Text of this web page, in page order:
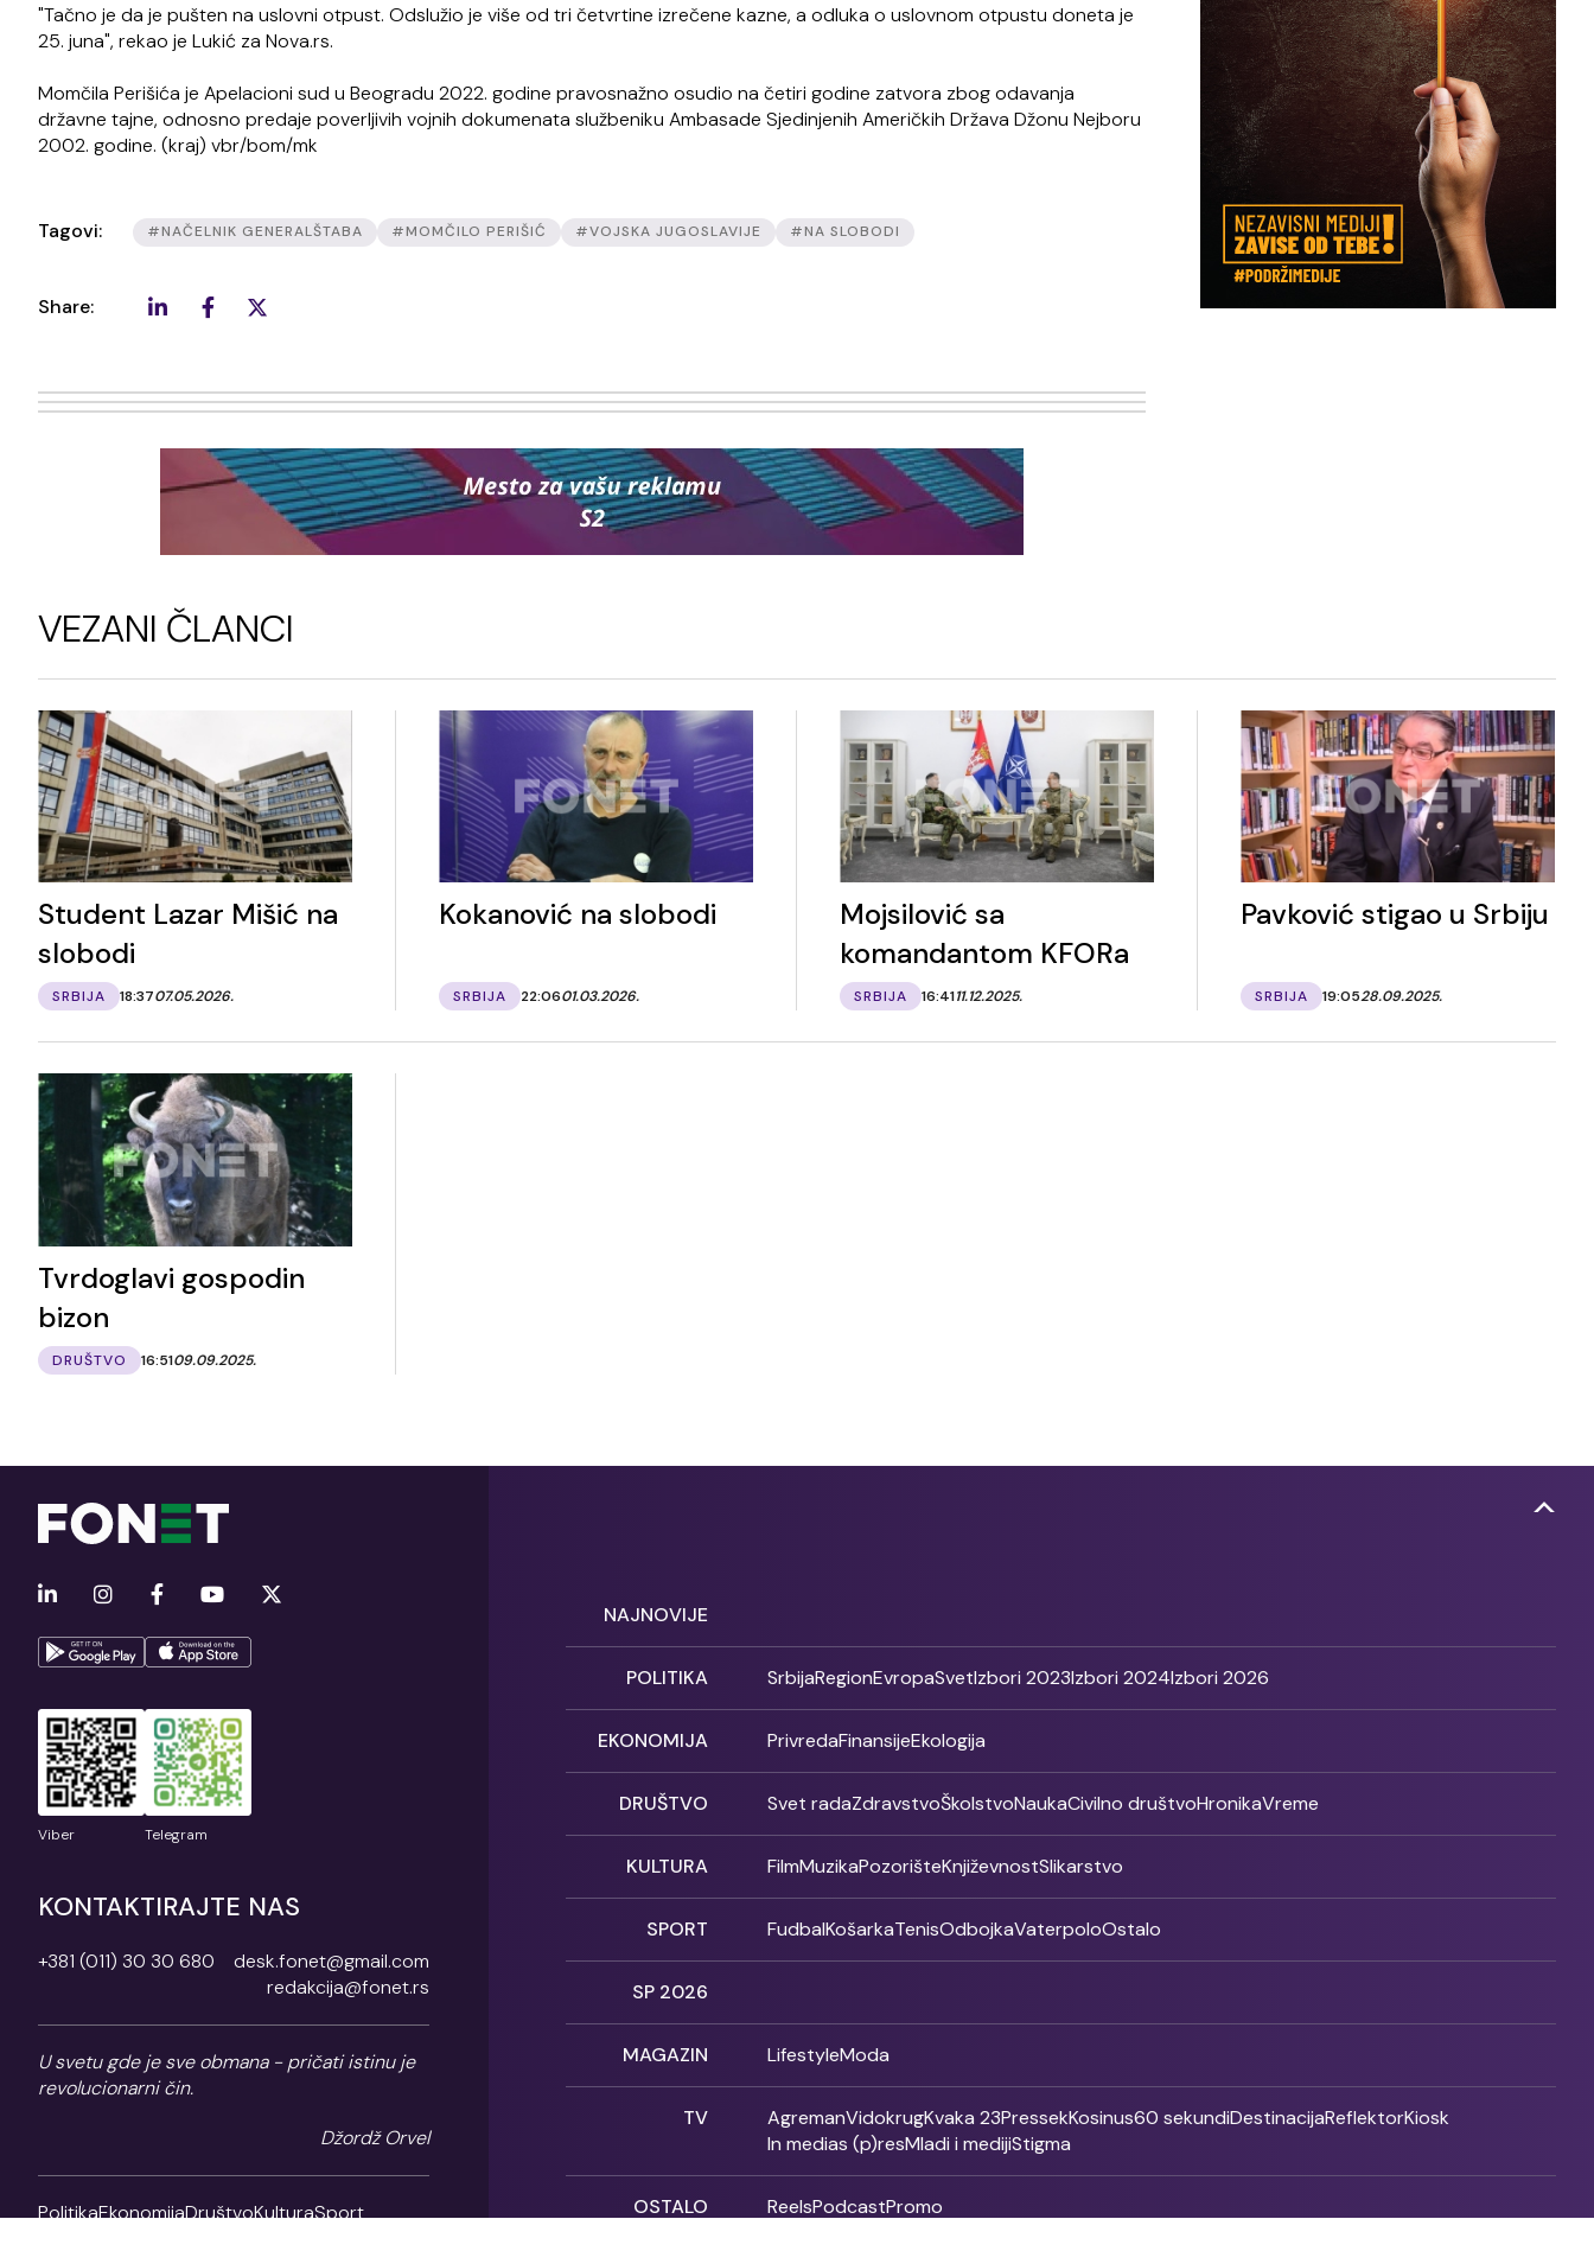
"Tačno je da je pušten na uslovni otpust. Odslužio je više od tri četvrtine izrečene kazne, a odluka o uslovnom otpustu doneta je
25. juna", rekao je Lukić za Nova.rs.
Momčila Perišića je Apelacioni sud u Beogradu 2022. godine pravosnažno osudio na četiri godine zatvora zbog odavanja
državne tajne, odnosno predaje poverljivih vojnih dokumenata službeniku Ambasade Sjedinjenih Američkih Država Džonu Nejboru
2002. godine. (kraj) vbr/bom/mk
Tagovi: #NAČELNIK GENERALŠTABA #MOMČILO PERIŠIĆ #VOJSKA JUGOSLAVIJE #NA SLOBODI
Share:
VEZANI ČLANCI
Student Lazar Mišić na
slobodi
SRBIJA 18:3707.05.2026.
Kokanović na slobodi
SRBIJA 22:0601.03.2026.
Mojsilović sa
komandantom KFORa
SRBIJA 16:4111.12.2025.
Pavković stigao u Srbiju
SRBIJA 19:0528.09.2025.
Tvrdoglavi gospodin
bizon
DRUŠTVO 16:5109.09.2025.
Viber Telegram
KONTAKTIRAJTE NAS
+381 (011) 30 30 680
desk.fonet@gmail.com
redakcija@fonet.rs
U svetu gde je sve obmana - pričati istinu je
revolucionarni čin.
Džordž Orvel
PolitikaEkonomijaDruštvoKulturaSport
NAJNOVIJE
POLITIKA SrbijaRegionEvropaSvetIzbori 2023Izbori 2024Izbori 2026
EKONOMIJA PrivredaFinansijeEkologija
DRUŠTVO Svet radaZdravstvoŠkolstvoNaukaCivilno društvoHronikaVreme
KULTURA FilmMuzikaPozorišteKnjiževnostSlikarstvo
SPORT FudbalKošarkaTenisOdbojkaVaterpoloOstalo
SP 2026
MAGAZIN LifestyleModa
TV AgremanVidokrugKvaka 23PressekKosinus60 sekundiDestinacijaReflektorKiosk
In medias (p)resMladi i medijiStigma
OSTALO ReelsPodcastPromo